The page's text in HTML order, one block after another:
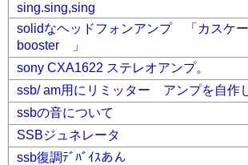
sing.sing,sing
solidなヘッドフォンアンプ 「カス
booster 」
sony CXA1622 ステレオアンプ。
ssb/ am用にリミッター アンプを自作
ssbの音について
SSBジュネレータ
ssb復調ﾃﾞﾊﾞｲｽあん